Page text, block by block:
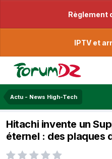
Règlement
IPTV et
Actu - News High-Tech
Hitachi invente un
éternel : des plaques